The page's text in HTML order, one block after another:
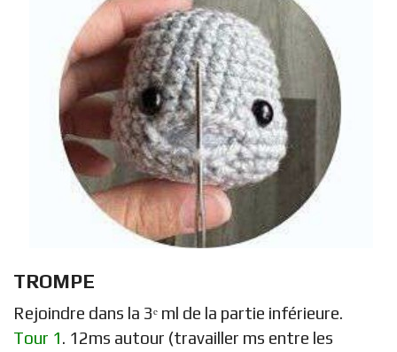
TROMPE
Rejoindre dans la 3ᵉ ml de la partie inférieure.
Tour 1. 12ms autour (travailler ms entre les